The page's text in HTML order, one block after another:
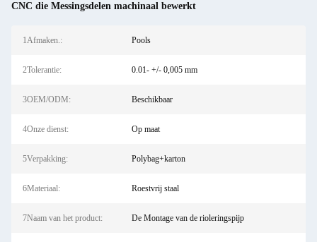
CNC die Messingsdelen machinaal bewerkt
1Afmaken.: Pools
2Tolerantie: 0.01- +/- 0,005 mm
3OEM/ODM: Beschikbaar
4Onze dienst: Op maat
5Verpakking: Polybag+karton
6Materiaal: Roestvrij staal
7Naam van het product: De Montage van de rioleringspijp